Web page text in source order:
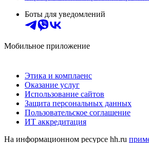
Боты для уведомлений
Мобильное приложение
Этика и комплаенс
Оказание услуг
Использование сайтов
Защита персональных данных
Пользовательское соглашение
ИТ аккредитация
На информационном ресурсе hh.ru